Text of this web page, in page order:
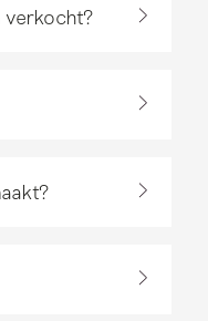
verkocht?